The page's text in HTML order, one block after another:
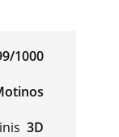
1000
3D